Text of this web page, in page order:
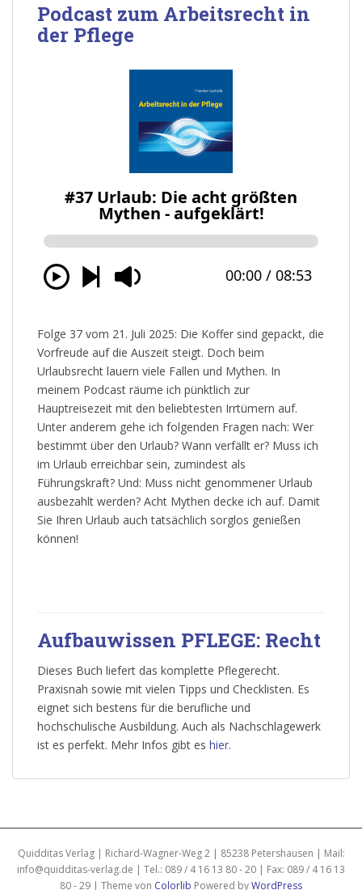
Podcast zum Arbeitsrecht in
der Pflege
Folge 37 vom 21. Juli 2025: Die Koffer sind gepackt, die
Vorfreude auf die Auszeit steigt. Doch beim
Urlaubsrecht lauern viele Fallen und Mythen. In
meinem Podcast räume ich pünktlich zur
Hauptreisezeit mit den beliebtesten Irrtümern auf.
Unter anderem gehe ich folgenden Fragen nach: Wer
bestimmt über den Urlaub? Wann verfällt er? Muss ich
im Urlaub erreichbar sein, zumindest als
Führungskraft? Und: Muss nicht genommener Urlaub
ausbezahlt werden? Acht Mythen decke ich auf. Damit
Sie Ihren Urlaub auch tatsächlich sorglos genießen
können!
Aufbauwissen PFLEGE: Recht
Dieses Buch liefert das komplette Pflegerecht.
Praxisnah sowie mit vielen Tipps und Checklisten. Es
eignet sich bestens für die berufliche und
hochschulische Ausbildung. Auch als Nachschlagewerk
ist es perfekt. Mehr Infos gibt es hier.
Quidditas Verlag | Richard-Wagner-Weg 2 | 85238 Petershausen | Mail:
info@quidditas-verlag.de | Tel.: 089 / 4 16 13 80 - 20 | Fax: 089 / 4 16 13
80 - 29 | Theme von Colorlib Powered byWordPress